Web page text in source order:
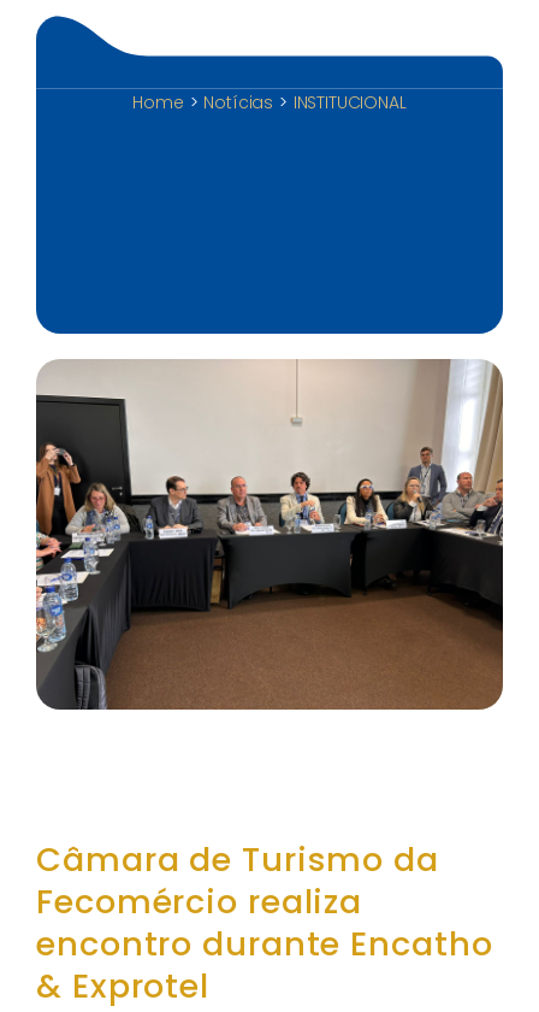
Home Notícias INSTITUCIONAL
Câmara de Turismo da
Fecomércio realiza
encontro durante Encatho
& Exprotel